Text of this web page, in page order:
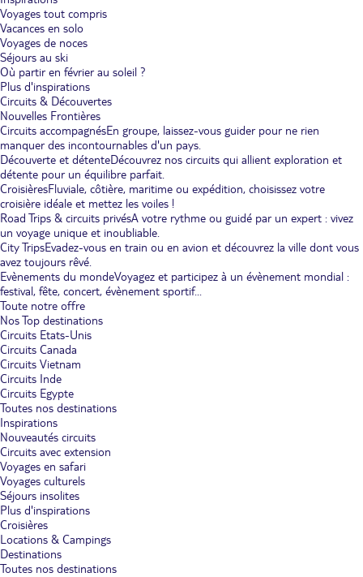
Voyages tout compris
Vacances en solo
Voyages de noces
Séjours au ski
Où partir en février au soleil ?
Plus d'inspirations
Circuits & Découvertes
Nouvelles Frontières
Circuits accompagnésEn groupe, laissez-vous guider pour ne rien
manquer des incontournables d'un pays.
Découverte et détenteDécouvrez nos circuits qui allient exploration et
détente pour un équilibre parfait.
CroisièresFluviale, côtière, maritime ou expédition, choisissez votre
croisière idéale et mettez les voiles !
Road Trips & circuits privésA votre rythme ou guidé par un expert : vivez
un voyage unique et inoubliable.
City TripsEvadez-vous en train ou en avion et découvrez la ville dont vous
avez toujours rêvé.
Evènements du mondeVoyagez et participez à un évènement mondial :
festival, fête, concert, évènement sportif...
Toute notre offre
Nos Top destinations
Circuits Etats-Unis
Circuits Canada
Circuits Vietnam
Circuits Inde
Circuits Egypte
Toutes nos destinations
Inspirations
Nouveautés circuits
Circuits avec extension
Voyages en safari
Voyages culturels
Séjours insolites
Plus d'inspirations
Croisières
Locations & Campings
Destinations
Toutes nos destinations